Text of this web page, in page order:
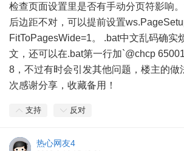
检查页面设置里是否有手动分页符影响
后边距不对，可以提前设置
FitToPagesWide=1。 .bat中文乱码确实
文，还可以在.bat第一行加`@chcp
8，不过有时会引发其他问题，楼主的做
次感谢分享，收藏备用！
支持 反对
热心网友4